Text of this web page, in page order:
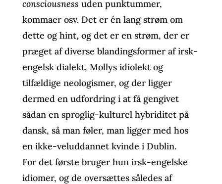
consciousness uden punktummer,
kommaer osv. Det er én lang strøm om
dette og hint, og det er en strøm, der er
præget af diverse blandingsformer af irsk-
engelsk dialekt, Mollys idiolekt og
tilfældige neologismer, og der ligger
dermed en udfordring i at få gengivet
sådan en sproglig-kulturel hybriditet på
dansk, så man føler, man ligger med hos
en ikke-veluddannet kvinde i Dublin.
For det første bruger hun irsk-engelske
idiomer, og de oversættes således af